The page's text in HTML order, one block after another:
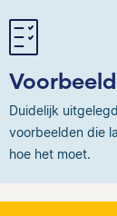
Duidelijk
voorbeelden die
hoe het moet.